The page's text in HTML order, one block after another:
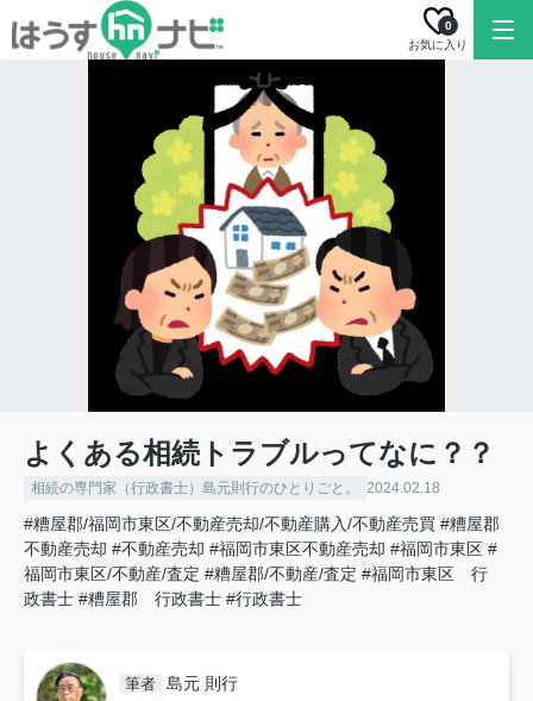
お気に入り
0
よくある相続トラブルってなに？？
相続の専門家（行政書士）島元則行のひとりごと。 2024.02.18
#糟屋郡/福岡市東区/不動産売却/不動産購入/不動産売買 #糟屋郡
不動産売却 #不動産売却 #福岡市東区不動産売却 #福岡市東区 #
福岡市東区/不動産/査定 #糟屋郡/不動産/査定 #福岡市東区 行
政書士 #糟屋郡 行政書士 #行政書士
筆者 島元 則行